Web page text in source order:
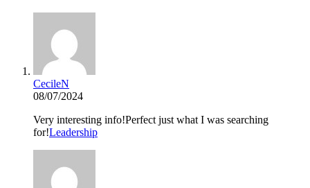
CecileN
08/07/2024
Very interesting info!Perfect just what I was searching
for!Leadership